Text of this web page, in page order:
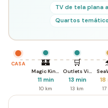
TV de tela plana
Quartos
CASA 🏰
11 min
10 km
🛒
13 min
13 km
18